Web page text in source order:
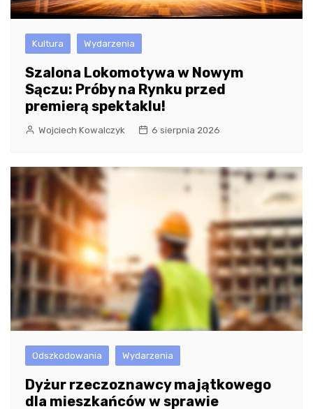
Kultura Wydarzenia
Szalona Lokomotywa w Nowym
Sączu: Próby na Rynku przed
premierą spektaklu!
Wojciech Kowalczyk 6 sierpnia 2026
Odszkodowania Wydarzenia
Dyżur rzeczoznawcy majątkowego
dla mieszkańców w sprawie